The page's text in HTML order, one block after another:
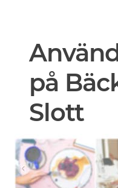
på
Slott